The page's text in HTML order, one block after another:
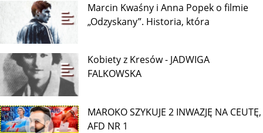
Marcin Kwaśny i Anna Popek o filmie
„Odzyskany”. Historia, która
Kobiety z Kresów - JADWIGA
FALKOWSKA
MAROKO SZYKUJE 2 INWAZJĘ NA CEUTĘ,
AFD NR 1